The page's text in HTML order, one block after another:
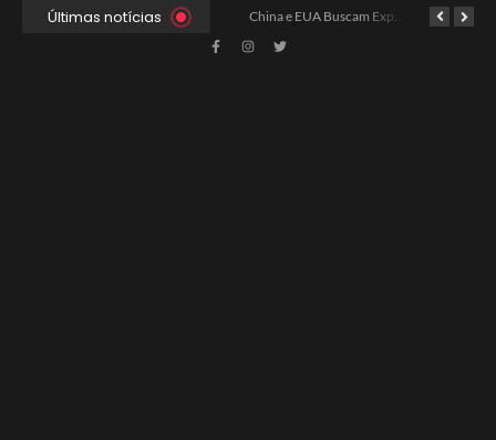
Últimas notícias
Xabi Alonso Assume Chelsea: Nova Estratégia Gerencial e Contrato Até 2030 China e EUA Buscam Expansão do Comércio Agrícola